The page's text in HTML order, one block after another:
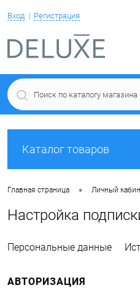
Вход Регистрация
Каталог товаров
Главная страница • Личный
Настройка
Персональные данные
АВТОРИЗАЦИЯ